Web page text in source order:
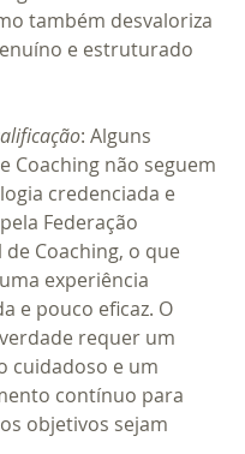
também desvaloriza
e estruturado
: Alguns
Coaching não seguem
credenciada e
Federação
Coaching, o que
experiência
e pouco eficaz. O
requer um
cuidadoso e um
contínuo para
objetivos sejam